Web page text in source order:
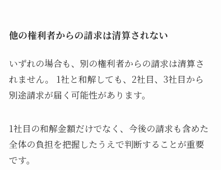
他の権利者からの請求は清算されない
いずれの場合も、別の権利者からの請求は清算さ
れません。 1社と和解しても、2社目、3社目から
別途請求が届く可能性があります。
1社目の和解金額だけでなく、今後の請求も含めた
全体の負担を把握したうえで判断することが重要
です。